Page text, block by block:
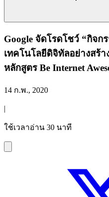
Google จัดโรดโชว์ “กิจก
เทคโนโลยีดิจิทัลอย่างสร้
หลักสูตร Be Internet
14 ก.พ., 2020
|
ใช้เวลาอ่าน 30 นาที